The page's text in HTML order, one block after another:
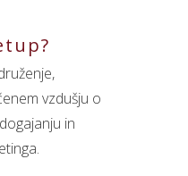
vzdušju o
in